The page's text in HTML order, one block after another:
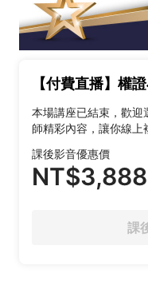
【付費直播】權
本場講座已結束，歡迎
師精彩內容，讓你線上
課後影音優惠價
NT$3,888
課